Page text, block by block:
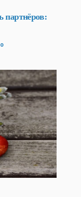
партнёров: